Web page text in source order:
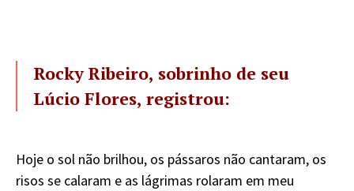
Rocky Ribeiro, sobrinho de seu
Lúcio Flores, registrou:
Hoje o sol não brilhou, os pássaros não cantaram, os
risos se calaram e as lágrimas rolaram em meu